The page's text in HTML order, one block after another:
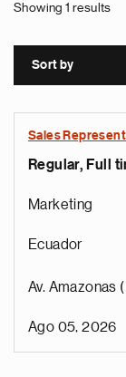
Showing 1 results
Sort by
Sales
Regular, Full
Marketing
Ecuador
Av. Amazonas
Ago 05, 2026